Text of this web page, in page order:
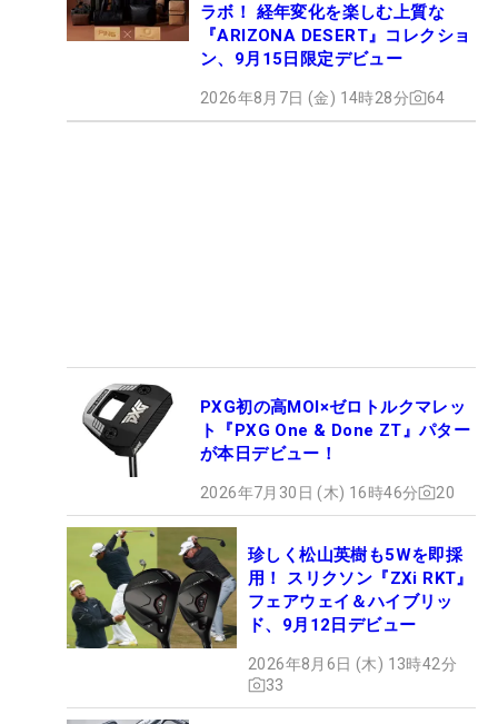
ラボ！ 経年変化を楽しむ上質な
『ARIZONA DESERT』コレクショ
ン、9月15日限定デビュー
2026年8月7日 (金) 14時28分 64
PXG初の高MOI×ゼロトルクマレッ
ト『PXG One & Done ZT』パター
が本日デビュー！
2026年7月30日 (木) 16時46分 20
珍しく松山英樹も5Wを即採
用！ スリクソン『ZXi RKT』
フェアウェイ＆ハイブリッ
ド、9月12日デビュー
2026年8月6日 (木) 13時42分
33